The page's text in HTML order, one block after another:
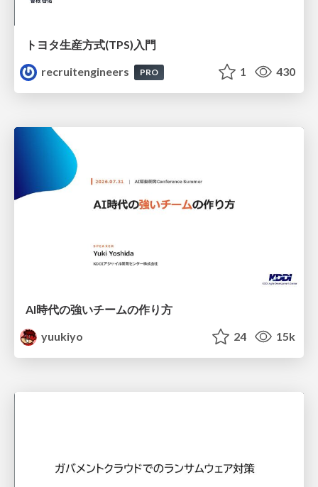
トヨタ⽣産⽅式(TPS)⼊⾨
recruitengineers
PRO 1 430
AI時代の強いチームの作り方
yuukiyo
24 15k